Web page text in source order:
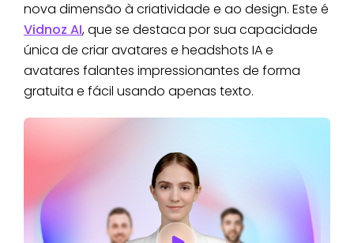
nova dimensão à criatividade e ao design. Este é
Vidnoz AI, que se destaca por sua capacidade
única de criar avatares e headshots IA e
avatares falantes impressionantes de forma
gratuita e fácil usando apenas texto.